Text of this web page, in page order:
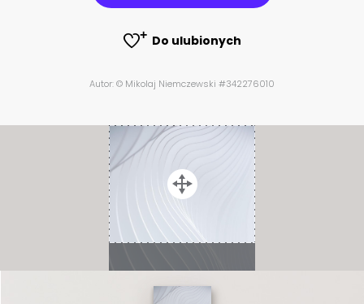
Do ulubionych
Autor: © Mikolaj Niemczewski #342276010